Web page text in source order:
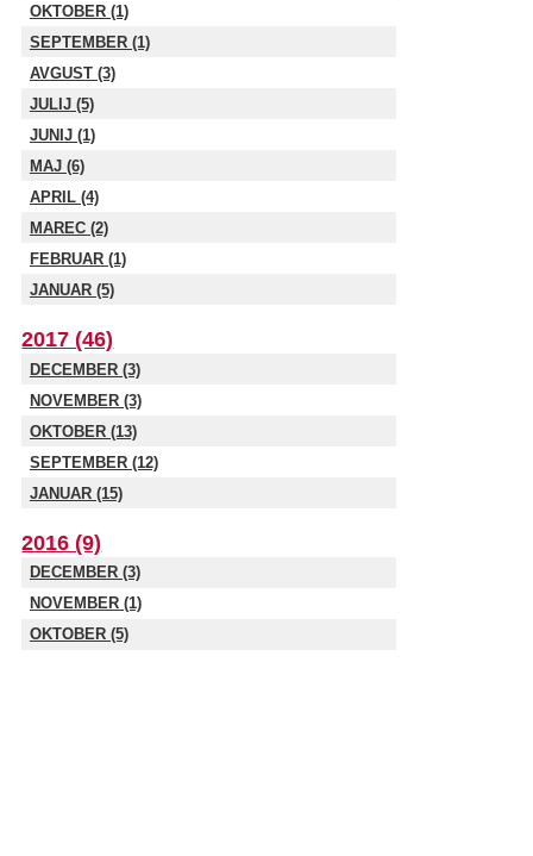
OKTOBER (1)
SEPTEMBER (1)
AVGUST (3)
JULIJ (5)
JUNIJ (1)
MAJ (6)
APRIL (4)
MAREC (2)
FEBRUAR (1)
JANUAR (5)
2017 (46)
DECEMBER (3)
NOVEMBER (3)
OKTOBER (13)
SEPTEMBER (12)
JANUAR (15)
2016 (9)
DECEMBER (3)
NOVEMBER (1)
OKTOBER (5)